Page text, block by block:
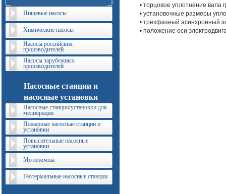
Пищевые насосы
Химические насосы
Насосы российских
производителей
Насосы зарубежных
производителей
Насосные станции и
насосные установки
Насосные станции/установки для
мелиорации
Пожарные насосные станции и
установки
Повысительные насосные
установки
Мотопомпы
Геотермальные насосные станции
• торцовое уплотнение вала
• установочные размеры
• трехфазный асинхронный
• положение оси